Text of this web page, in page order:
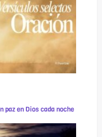
paz en Dios cada noche